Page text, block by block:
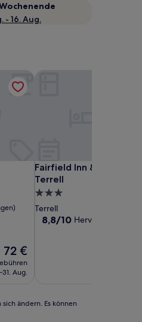
- 16. Aug.
Der
Preis
beträgt
72 €
Aug.
Fairfield Inn & Suites
Terrell
Fairfield Inn & Suites by
3.0-
Sterne-
Unterkunft
Terrell
8.8
8,8/10 Hervorragend
ändern. Es können